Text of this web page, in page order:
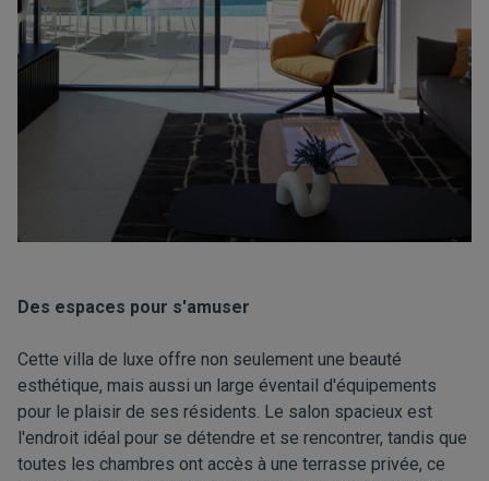
Des espaces pour s'amuser
Cette villa de luxe offre non seulement une beauté
esthétique, mais aussi un large éventail d'équipements
pour le plaisir de ses résidents. Le salon spacieux est
l'endroit idéal pour se détendre et se rencontrer, tandis que
toutes les chambres ont accès à une terrasse privée, ce